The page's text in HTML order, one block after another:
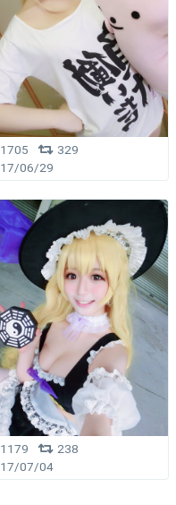
1705
329
06/29
1179
238
07/04